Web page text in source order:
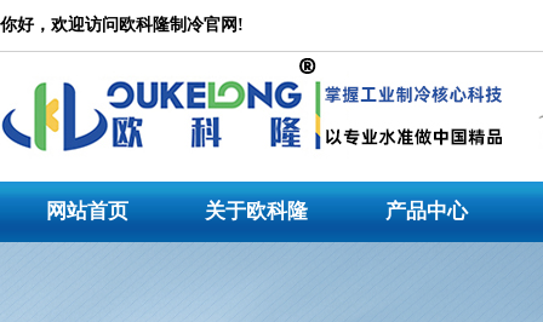
冷水机
水机，冷水机价格_冷水机_冷水机组_低温工业冷水机，冷水机生产厂家专注于工
冷水机,模温机等非标机型定制。
你好，欢迎访问欧科隆制冷官网!
网站首页 关于欧科隆 产品中心